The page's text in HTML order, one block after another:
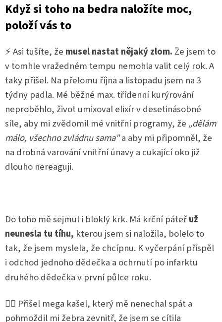
Když si toho na bedra naložíte moc,
položí vás to
⚡ Asi tušíte, že musel nastat nějaký zlom. Že jsem to
v tomhle vražedném tempu nemohla valit celý rok. A
taky přišel. Na přelomu října a listopadu jsem na 3
týdny padla. Mé běžné max. třídenní kurýrování
neproběhlo, život umixoval elixír v desetinásobné
síle, aby mi zvědomil mé vnitřní programy, že „dělám
málo, všechno zvládnu sama"a aby mi připomněl, že
na drobná varování vnitřní únavy a cukající oko již
dlouho nereaguji.
Do toho mě sejmul i bloklý krk. Má krční páteřuž
neunesla tu tíhu, kterou jsem si naložila, bolelo to
tak, že jsem myslela, že chcípnu. K vyčerpání přispěl
i odchod jednoho dědečka a ochrnutí po infarktu
druhého dědečka v první půlce roku.
🙅‍♀️ Přišel mega kašel, který mě nenechal spát a
pohmoždil mi žebra zevnitř, že jsem se cítila